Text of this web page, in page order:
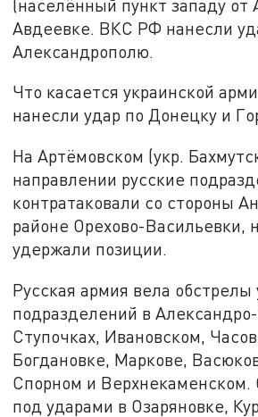
(населённый пункт западу от
Авдеевке. ВКС РФ нанесли
Александрополю.
Что касается украинской
нанесли удар по Донецку и
На Артёмовском (укр.
направлении русские
контратаковали со стороны
районе Орехово-Васильевки,
удержали позиции.
Русская армия вела обстрелы
подразделений в
Ступочках, Ивановском,
Богдановке, Маркове,
Спорном и Верхнекаменском.
под ударами в Озаряновке,